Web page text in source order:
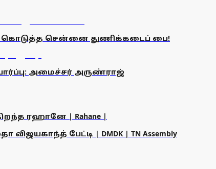
கொடுத்த சென்னை துணிக்கடைப் பை!
அமைச்சர் அருண்ராஜ்
ரஹானே | Rahane |
பேட்டி | DMDK | TN Assembly